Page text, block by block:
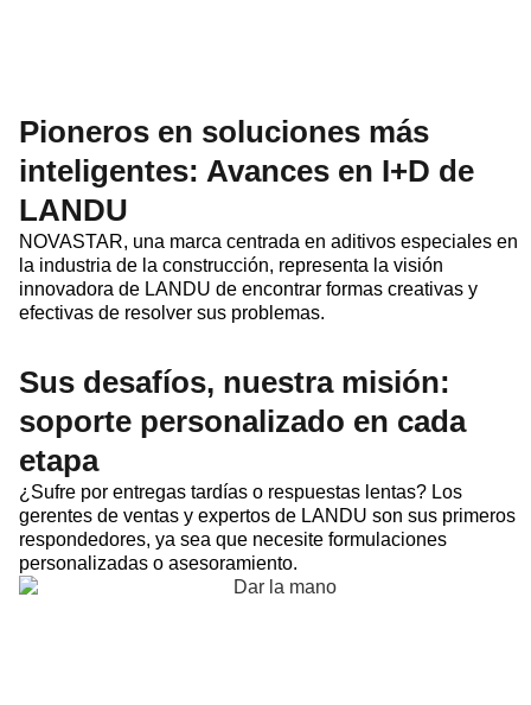
Pioneros en soluciones más
inteligentes: Avances en I+D de
LANDU
NOVASTAR, una marca centrada en aditivos especiales en
la industria de la construcción, representa la visión
innovadora de LANDU de encontrar formas creativas y
efectivas de resolver sus problemas.
Sus desafíos, nuestra misión:
soporte personalizado en cada
etapa
¿Sufre por entregas tardías o respuestas lentas? Los
gerentes de ventas y expertos de LANDU son sus primeros
respondedores, ya sea que necesite formulaciones
personalizadas o asesoramiento.